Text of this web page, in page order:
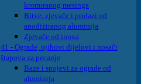
kromiranog mesinga
Bitve, zjevače i prolazi od
anodiziranog aluminija
Zjevače od inoxa
41 - Ograde, njihovi dijelovi i nosači
štapova za pecanje
Baze i spojevi za ograde od
aluminija